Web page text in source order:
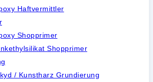
Haftvermittler
Shopprimer
Shopprimer
/ Kunstharz Grundierung